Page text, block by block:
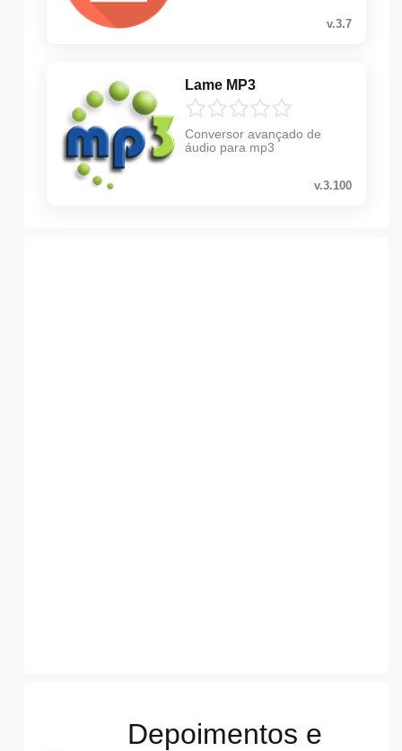
v.3.7
Lame MP3
Conversor avançado de
áudio para mp3
v.3.100
Depoimentos e